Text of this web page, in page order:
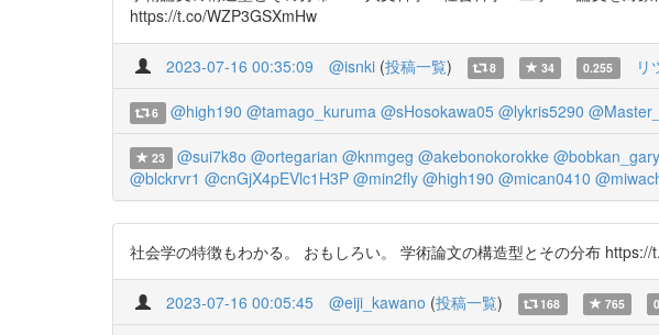
https://t.co/WZP3GSXmHw
2023-07-16 00:35:09 @isnki (投稿一覧) 8 34 0.255 リ
6 @high190 @tamago_kuruma @sHosokawa05 @lykris5290
23 @sui7k8o @ortegarian @knmgeg @akebonokorokke @bobkan_gary
@blckrvr1 @cnGjX4pEVlc1H3P @min2fly @high190 @mican0410
社会学の特徴もわかる。 おもしろい。 学術論文の構造型とその分布 https://
2023-07-16 00:05:45 @eiji_kawano (投稿一覧) 168 765